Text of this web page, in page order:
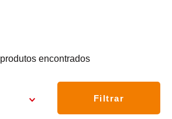
produtos
Filtrar